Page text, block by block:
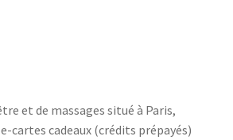
et de massages situé à Paris,
cartes cadeaux (crédits prépayés)